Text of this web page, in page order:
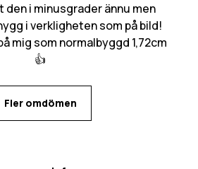
den i minusgrader ännu men
i verkligheten som på bild!
mig som normalbyggd 1,72cm
👍
Fler omdömen